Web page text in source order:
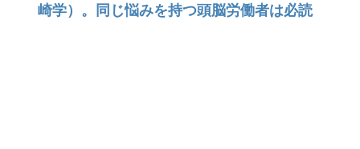
崎学）。同じ悩みを持つ頭脳労働者は必読